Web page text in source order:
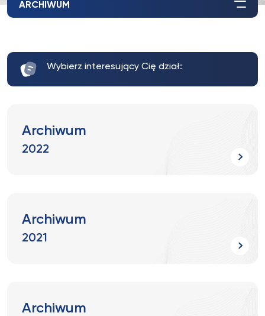
ARCHIWUM
Wybierz interesujący Cię dział:
Archiwum
2022
Archiwum
2021
Archiwum